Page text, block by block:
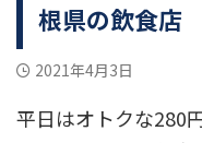
根県の飲食店
2021年4月3日
平日はオトクな280